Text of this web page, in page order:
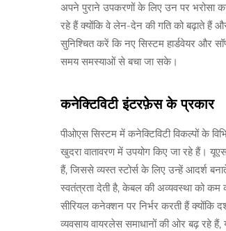
अपने पुराने उपकरणों के लिए उन पर भरोसा
रहे हैं क्योंकि वे लेन-देन की गति को बढ़ाते हैं
सुनिश्चित करें कि नए सिस्टम हार्डवेयर और
समय समस्याओं से बचा जा सके।
कनेक्टिविटी इंटरफ़ेस के प्रकार
पीओएस सिस्टम में कनेक्टिविटी विकल्पों के
खुदरा वातावरण में उपयोग किए जा रहे हैं।
हैं, जिससे व्यस्त स्टोर्स के लिए उन्हें आदर्श
स्वतंत्रता देती है, केबल की अव्यवस्था को
सीरियल कनेक्शन पर निर्भर करती हैं
व्यवसाय वायरलेस समाधानों की ओर बढ़ रहे